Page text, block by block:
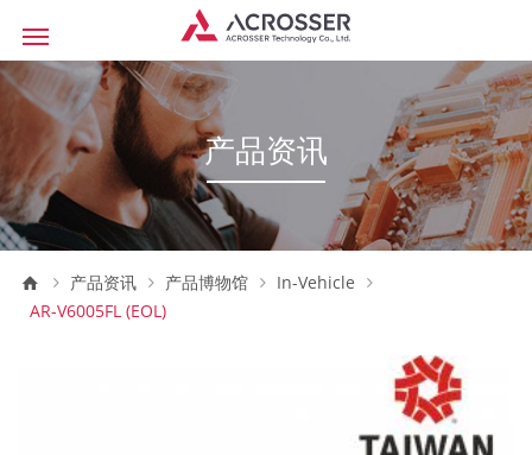
产品资讯
产品资讯 产品博物馆
In-Vehicle
AR-V6005FL (EOL)